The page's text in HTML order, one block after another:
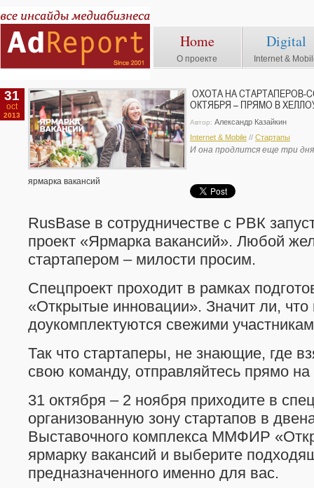
Home
О проекте
Digital
Internet &
31
oct
2013
ярмарка вакансий
ОХОТА НА СТАРТАПЕРОВ-
ОКТЯБРЯ – ПРЯМО В
Автор: Александр Казайкин
Internet & Mobile // Стартапы
И она продлится еще три
RusBase в сотрудничестве с РВК
проект «Ярмарка вакансий». Любой
стартапером – милости просим.
Спецпроект проходит в рамках
«Открытые инновации». Значит ли,
доукомплектуются свежими
Так что стартаперы, не знающие, где
свою команду, отправляйтесь прямо на
31 октября – 2 ноября приходите в
организованную зону стартапов в
Выставочного комплекса ММФИР
ярмарку вакансий и выберите
предназначенного именно для вас.